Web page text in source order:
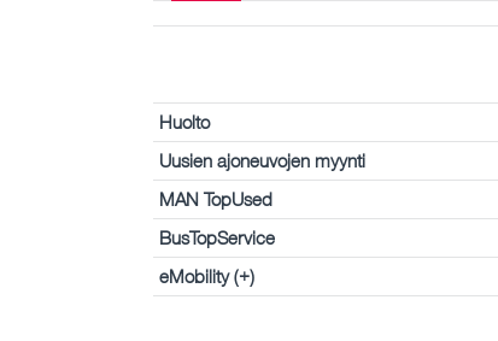
Huolto
Uusien ajoneuvojen myynti
MAN TopUsed
BusTopService
eMobility (+)